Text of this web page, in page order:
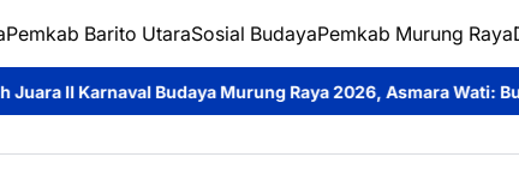
Pemkab Barito UtaraSosial BudayaPemkab Murung Raya
Murung Raya 2026, Asmara Wati: Bukti Semangat